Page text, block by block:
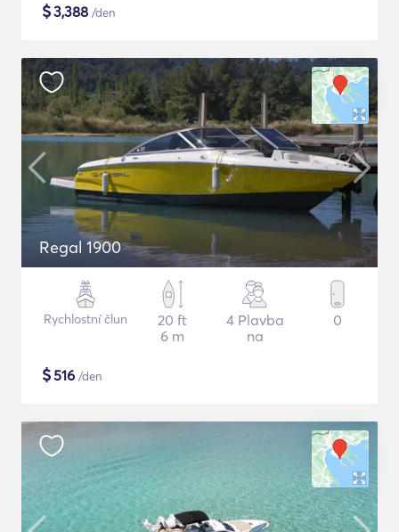
$3,388 /den
Regal 1900
Rychlostní člun
20 ft
6 m
4 Plavba
na
0
$516 /den